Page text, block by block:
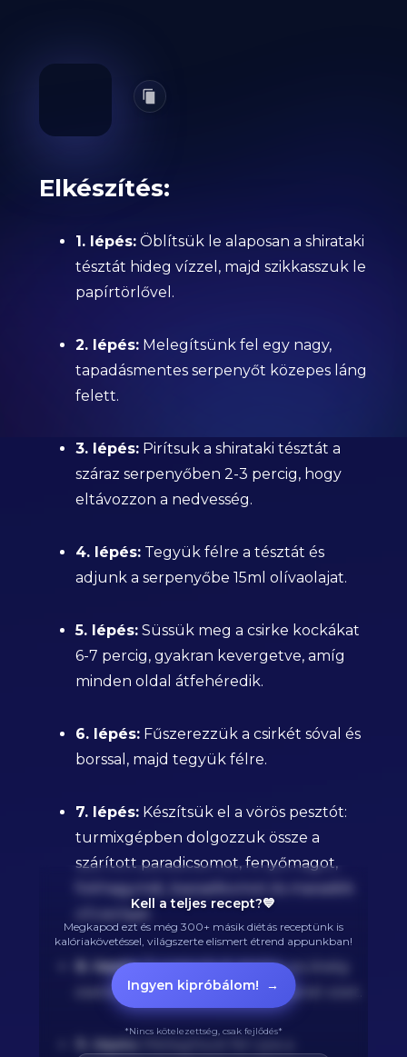
Elkészítés:
1. lépés:Öblítsük le alaposan a shirataki
tésztát hideg vízzel, majd szikkasszuk le
papírtörlővel.
2. lépés:Melegítsünk fel egy nagy,
tapadásmentes serpenyőt közepes láng
felett.
3. lépés:Pirítsuk a shirataki tésztát a
száraz serpenyőben 2-3 percig, hogy
eltávozzon a nedvesség.
4. lépés:Tegyük félre a tésztát és
adjunk a serpenyőbe 15ml olívaolajat.
5. lépés:Süssük meg a csirke kockákat
6-7 percig, gyakran kevergetve, amíg
minden oldal átfehéredik.
6. lépés:Fűszerezzük a csirkét sóval és
borssal, majd tegyük félre.
7. lépés:Készítsük el a vörös pesztót:
turmixgépben dolgozzuk össze a
szárított paradicsomot, fenyőmagot,
fokhagymát, bazsalikomot és maradék
olívaolajat.
8. lépés:Turmixoljuk simára, szükség
esetén adjunk hozzá 1-2 evőkanál vizet.
9. lépés:
Kell a teljes recept?💙
Megkapod ezt és még 300+ másik diétás receptünk is
kalóriakövetéssel, világszerte elismert étrend appunkban!
Ingyen kipróbálom! →
*Nincs kötelezettség, csak fejlődés*